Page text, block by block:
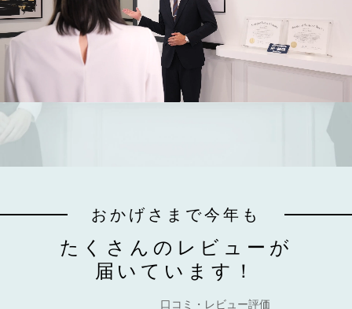
おかげさまで今年も
たくさんのレビューが
届いています！
口コミ・レビュー評価